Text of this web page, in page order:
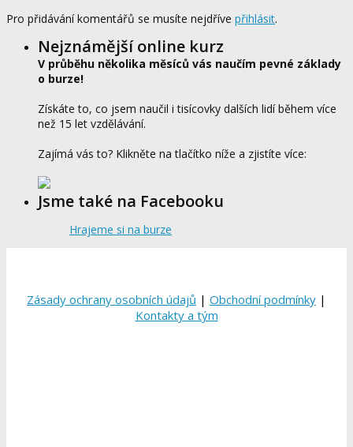
Pro přidávání komentářů se musíte nejdříve přihlásit.
Nejznámější online kurz
V průběhu několika měsíců vás naučím pevné základy
o burze!
Získáte to, co jsem naučil i tisícovky dalších lidí během více
než 15 let vzdělávání.
Zajímá vás to? Klikněte na tlačítko níže a zjistíte více:
Jsme také na Facebooku
Hrajeme si na burze
Zásady ochrany osobních údajů | Obchodní podmínky |
Kontakty a tým